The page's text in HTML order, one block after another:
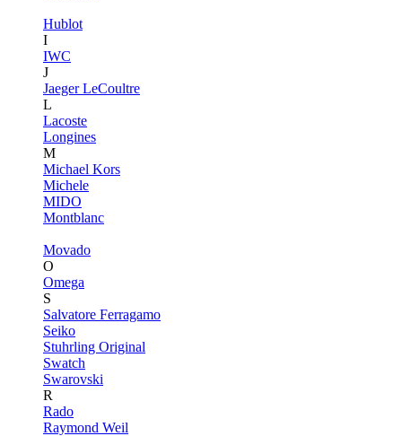
Hublot
I
IWC
J
Jaeger LeCoultre
L
Lacoste
Longines
M
Michael Kors
Michele
MIDO
Montblanc
Movado
O
Omega
S
Salvatore Ferragamo
Seiko
Stuhrling Original
Swatch
Swarovski
R
Rado
Raymond Weil